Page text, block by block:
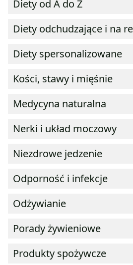
Diety od A do Z
Diety odchudzające i na
Diety spersonalizowane
Kości, stawy i mięśnie
Medycyna naturalna
Nerki i układ moczowy
Niezdrowe jedzenie
Odporność i infekcje
Odżywianie
Porady żywieniowe
Produkty spożywcze